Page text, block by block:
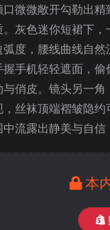
微微敞开勾勒出
灰色迷你短裙下
度，腰线曲线自
手机轻轻遮面，
俏皮。镜头另一
丝袜顶端褶皱隐
流露出静美与自
本